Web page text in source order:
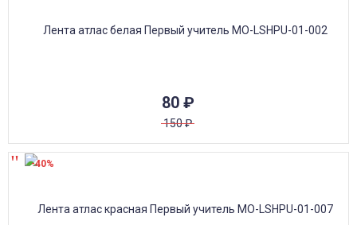
80 ₽
150₽
-40%